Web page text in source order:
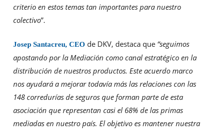
criterio en estos temas tan importantes para nuestro
colectivo”.
Josep Santacreu, CEO de DKV, destaca que “seguimos
apostando por la Mediación como canal estratégico en la
distribución de nuestros productos. Este acuerdo marco
nos ayudará a mejorar todavía más las relaciones con las
148 corredurías de seguros que forman parte de esta
asociación que representan casi el 68% de las primas
mediadas en nuestro país. El objetivo es mantener nuestra